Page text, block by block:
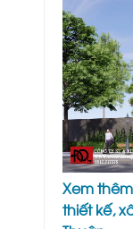
Xem
thiết kế,